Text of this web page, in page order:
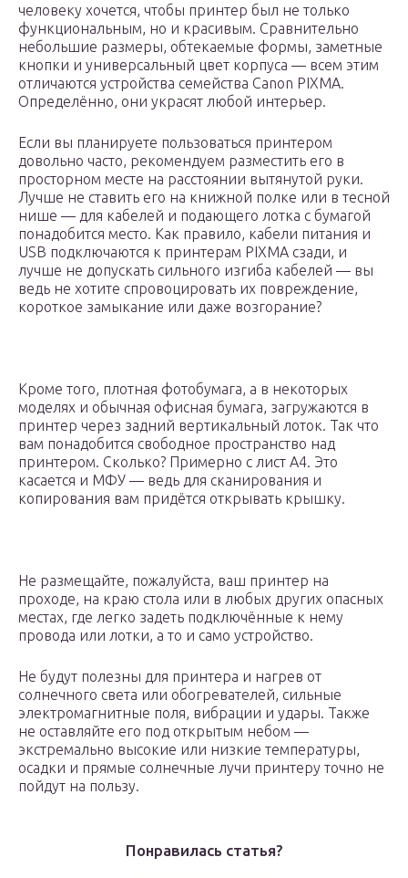
человеку хочется, чтобы принтер был не только
функциональным, но и красивым. Сравнительно
небольшие размеры, обтекаемые формы, заметные
кнопки и универсальный цвет корпуса — всем этим
отличаются устройства семейства Canon PIXMA.
Определённо, они украсят любой интерьер.
Если вы планируете пользоваться принтером
довольно часто, рекомендуем разместить его в
просторном месте на расстоянии вытянутой руки.
Лучше не ставить его на книжной полке или в тесной
нише — для кабелей и подающего лотка с бумагой
понадобится место. Как правило, кабели питания и
USB подключаются к принтерам PIXMA сзади, и
лучше не допускать сильного изгиба кабелей — вы
ведь не хотите спровоцировать их повреждение,
короткое замыкание или даже возгорание?
Кроме того, плотная фотобумага, а в некоторых
моделях и обычная офисная бумага, загружаются в
принтер через задний вертикальный лоток. Так что
вам понадобится свободное пространство над
принтером. Сколько? Примерно с лист А4. Это
касается и МФУ — ведь для сканирования и
копирования вам придётся открывать крышку.
Не размещайте, пожалуйста, ваш принтер на
проходе, на краю стола или в любых других опасных
местах, где легко задеть подключённые к нему
провода или лотки, а то и само устройство.
Не будут полезны для принтера и нагрев от
солнечного света или обогревателей, сильные
электромагнитные поля, вибрации и удары. Также
не оставляйте его под открытым небом —
экстремально высокие или низкие температуры,
осадки и прямые солнечные лучи принтеру точно не
пойдут на пользу.
Понравилась статья?